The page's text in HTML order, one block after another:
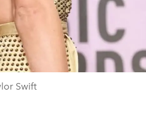
Swift